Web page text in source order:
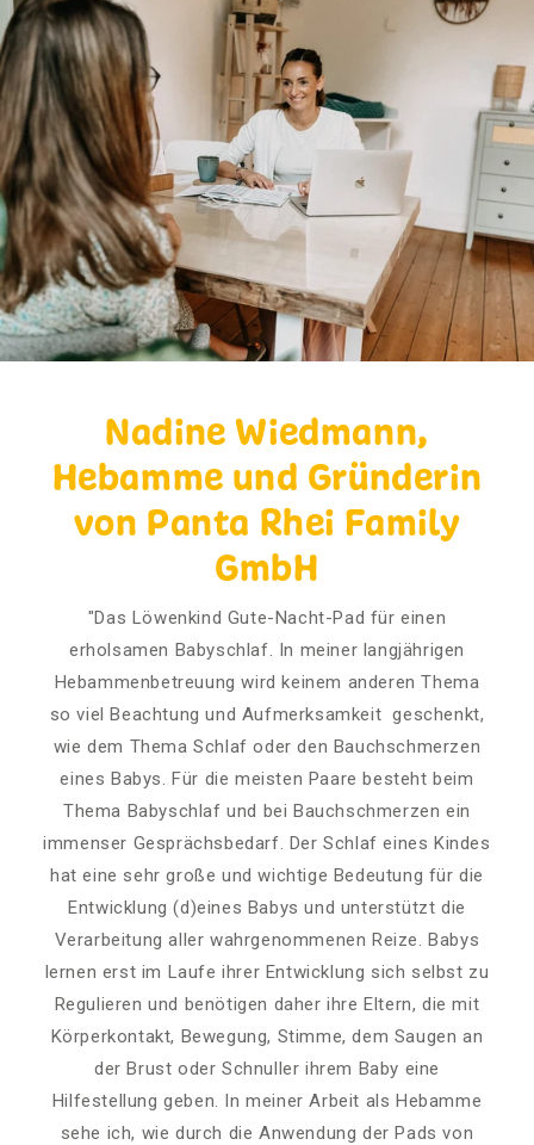
Nadine Wiedmann,
Hebamme und Gründerin
von Panta Rhei Family
GmbH
"Das Löwenkind Gute-Nacht-Pad für einen
erholsamen Babyschlaf. In meiner langjährigen
Hebammenbetreuung wird keinem anderen Thema
so viel Beachtung und Aufmerksamkeit geschenkt,
wie dem Thema Schlaf oder den Bauchschmerzen
eines Babys. Für die meisten Paare besteht beim
Thema Babyschlaf und bei Bauchschmerzen ein
immenser Gesprächsbedarf. Der Schlaf eines Kindes
hat eine sehr große und wichtige Bedeutung für die
Entwicklung (d)eines Babys und unterstützt die
Verarbeitung aller wahrgenommenen Reize. Babys
lernen erst im Laufe ihrer Entwicklung sich selbst zu
Regulieren und benötigen daher ihre Eltern, die mit
Körperkontakt, Bewegung, Stimme, dem Saugen an
der Brust oder Schnuller ihrem Baby eine
Hilfestellung geben. In meiner Arbeit als Hebamme
sehe ich, wie durch die Anwendung der Pads von